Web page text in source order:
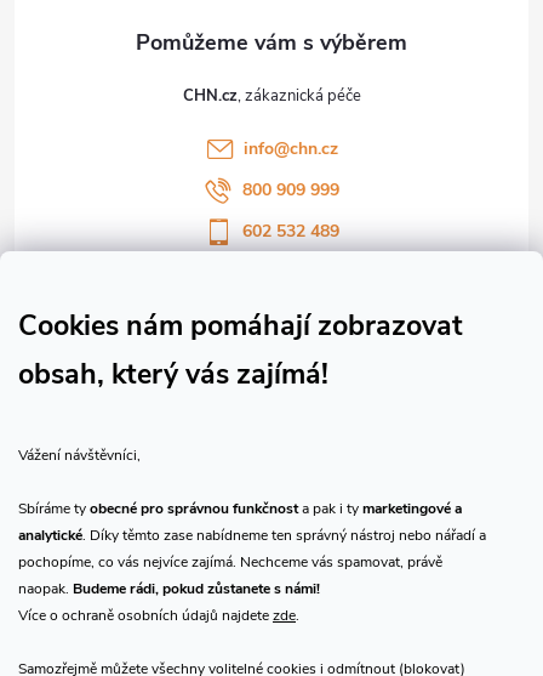
Cookies nám pomáhají zobrazovat
obsah, který vás zajímá!
Vážení návštěvníci,
Sbíráme tyobecné pro správnou funkčnosta pak i tymarketingové a
analytické. Díky těmto zase nabídneme ten správný nástroj nebo nářadí a
pochopíme, co vás nejvíce zajímá. Nechceme vás spamovat, právě
naopak. Budeme rádi, pokud zůstanete s námi!
Více o ochraně osobních údajů najdetezde.
Samozřejmě můžete všechny volitelné cookies i odmítnout (blokovat)
CHN.cz
info@chn.cz
800 909 999
602 532 489
Sledujte náš vlog CHN_CZ
Přijímáme online platby